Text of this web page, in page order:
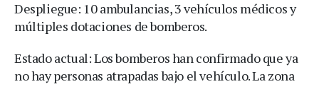
Despliegue: 10 ambulancias, 3 vehículos médicos y
múltiples dotaciones de bomberos.
Estado actual: Los bomberos han confirmado que ya
no hay personas atrapadas bajo el vehículo. La zona